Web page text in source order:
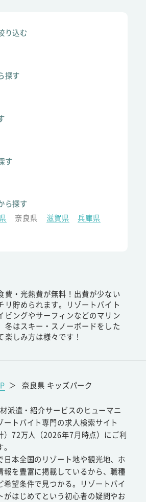
り込む
探す
す
ら探す
奈良県 滋賀県
兵庫県
費・光熱費が無料！出費が少ない
リ貯められます。リゾートバイト
ビングやサーフィンなどのマリン
冬はスキー・スノーボードをした
楽しみ方は様々です！
＞ 奈良県 キッズパーク
派遣・紹介サービスのヒューマニ
ートバイト専門の求人検索サイト
）72万人（2026年7月時点）にご利
日本全国のリゾート地や観光地、ホ
報を豊富に掲載しているから、職種
希望条件で見つかる。リゾートバイ
がはじめてという初心者の疑問やお